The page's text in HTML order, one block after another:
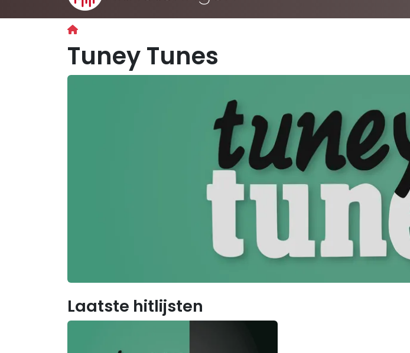
Tuney Tunes
Laatste hitlijsten